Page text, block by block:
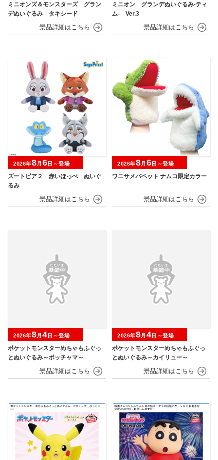
ミニオンズ＆モンスターズ グラン
デぬいぐるみ タキシード
ミニオン グランデぬいぐるみ‐ティ
ム‐ Ver.3
ズートピア２ 赤いほっぺ ぬいぐ
るみ
2026年8月 6日～登場
ワニサメパペット ナムコ限定カラー
2026年8月 6日～登場
ポケットモンスターめちゃもふぐっ
とぬいぐるみ～ポッチャマ～
2026年8月 4 日～登場
ポケットモンスターめちゃもふぐっ
とぬいぐるみ～カイリュー～
2026年8月 4 日～登場